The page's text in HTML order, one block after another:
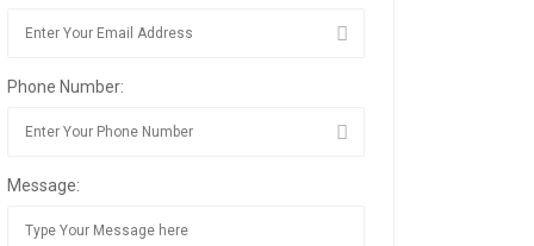
Phone Number:
Message: